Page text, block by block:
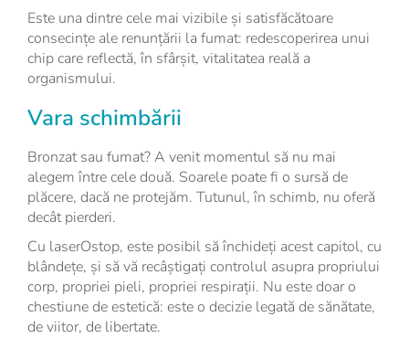
Este una dintre cele mai vizibile și satisfăcătoare
consecințe ale renunțării la fumat: redescoperirea unui
chip care reflectă, în sfârșit, vitalitatea reală a
organismului.
Vara schimbării
Bronzat sau fumat? A venit momentul să nu mai
alegem între cele două. Soarele poate fi o sursă de
plăcere, dacă ne protejăm. Tutunul, în schimb, nu oferă
decât pierderi.
Cu laserOstop, este posibil să închideți acest capitol, cu
blândețe, și să vă recâștigați controlul asupra propriului
corp, propriei pieli, propriei respirații. Nu este doar o
chestiune de estetică: este o decizie legată de sănătate,
de viitor, de libertate.